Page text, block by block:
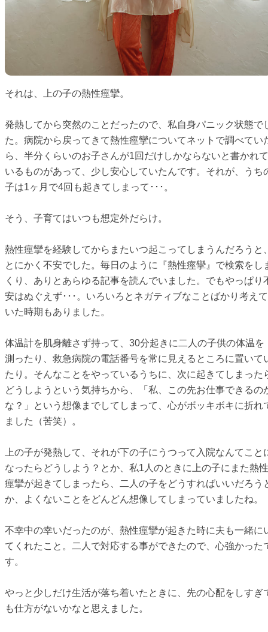
それは、上の子の熱性痙攣。
発熱してから突然のことだったので、私自身パニック状態で
た。病院から戻ってきて熱性痙攣についてネットで調べてい
ら、半分くらいのお子さんが1回だけしかならないと書かれて
いるものがあって、少し安心していたんです。それが、うち
子は1ヶ月で4回も起きてしまって･･･。
そう、子育てはいつも想定外だらけ。
熱性痙攣を経験してからまたいつ起こってしまうんだろうと
とにかく不安でした。毎日のように『熱性痙攣』で検索をし
くり、ありとあらゆる記事を読んでいました。でもやっぱり
安はぬぐえず･･･。いろいろとネガティブなことばかり考えて
いた時期もありました。
体温計を肌身離さず持って、30分起きに二人の子供の体温を
測ったり、救急病院の電話番号を常に見えるところに置いて
たり。そんなことをやっているうちに、次に起きてしまった
どうしようという気持ちから、「私、この先お仕事できるの
な？」という想像までしてしまって、心がボッキボキに折れ
ました（苦笑）。
上の子が発熱して、それが下の子にうつって入院なんてこと
なったらどうしよう？とか、私1人のときに上の子にまた熱性
痙攣が起きてしまったら、二人の子をどうすればいいだろう
か、よくないことをどんどん想像してしまっていましたね。
不幸中の幸いだったのが、熱性痙攣が起きた時に夫も一緒に
てくれたこと。二人で対応する事ができたので、心強かった
す。
やっと少しだけ生活が落ち着いたときに、先の心配をしすぎ
も仕方がないかなと思えました。